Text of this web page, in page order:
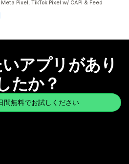
Pixel, TikTok Pixel w/ CAPI & Feed
アプリがあり
たか？
無料でお試しください